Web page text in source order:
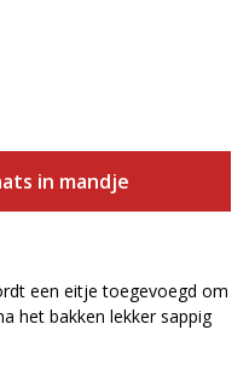
een eitje toegevoegd om
het bakken lekker sappig
in mandje